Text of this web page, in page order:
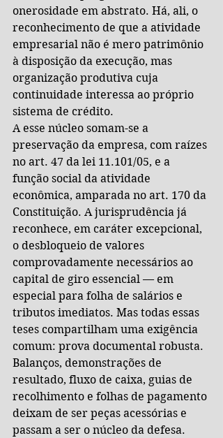
onerosidade em abstrato. Há, ali, o
reconhecimento de que a atividade
empresarial não é mero patrimônio
à disposição da execução, mas
organização produtiva cuja
continuidade interessa ao próprio
sistema de crédito.
A esse núcleo somam-se a
preservação da empresa, com raízes
no art. 47 da lei 11.101/05, e a
função social da atividade
econômica, amparada no art. 170 da
Constituição. A jurisprudência já
reconhece, em caráter excepcional,
o desbloqueio de valores
comprovadamente necessários ao
capital de giro essencial — em
especial para folha de salários e
tributos imediatos. Mas todas essas
teses compartilham uma exigência
comum: prova documental robusta.
Balanços, demonstrações de
resultado, fluxo de caixa, guias de
recolhimento e folhas de pagamento
deixam de ser peças acessórias e
passam a ser o núcleo da defesa.